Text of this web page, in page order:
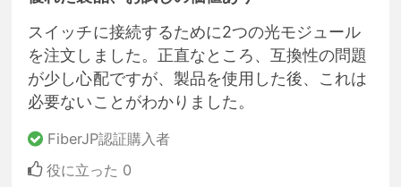
スイッチに接続するために2つの光モジュール
を注文しました。正直なところ、互換性の問題
が少し心配ですが、製品を使用した後、これは
必要ないことがわかりました。
FiberJP認証購入者
役に立った 0